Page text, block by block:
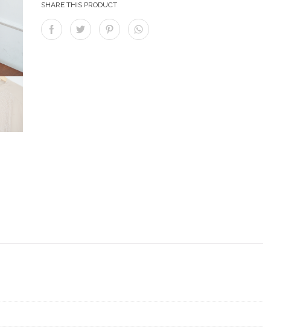
SHARE THIS PRODUCT